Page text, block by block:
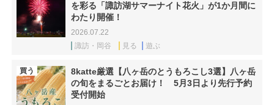
を彩る「諏訪湖サマーナイト花火」が1か月間に
わたり開催！
2026.07.22
諏訪・岡谷
見る 遊ぶ
買う
8katte厳選【八ヶ岳のとうもろこし3選】八ヶ岳
の旬をまるごとお届け！ 5月3日より先行予約
受付開始